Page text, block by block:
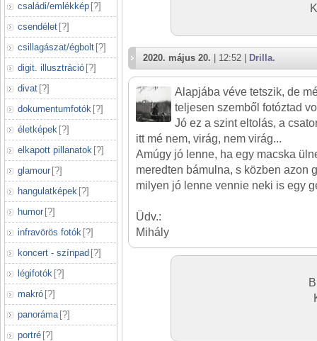
családi/emlékkép [?]
csendélet [?]
csillagászat/égbolt [?]
digit. illusztráció [?]
divat [?]
dokumentumfotók [?]
életképek [?]
elkapott pillanatok [?]
glamour [?]
hangulatképek [?]
humor [?]
infravörös fotók [?]
koncert - színpad [?]
légifotók [?]
makró [?]
panoráma [?]
portré [?]
2020. május 20. | 12:52 | Drilla.
Alapjába véve tetszik, de
teljesen szemből fotóztad
Jó ez a szint eltolás, a
itt mé nem, virág, nem virág...
Amúgy jó lenne, ha egy macska
meredten bámulna, s közben azon
milyen jó lenne vennie neki is egy
Üdv.:
Mihály